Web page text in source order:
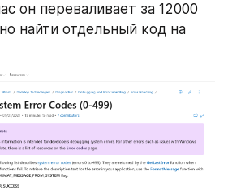
он переваливает за 12000
найти отдельный код на